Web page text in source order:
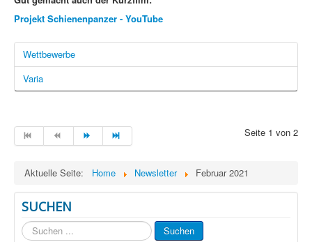
Projekt Schienenpanzer - YouTube
Wettbewerbe
Varia
Seite 1 von 2
Aktuelle Seite: Home Newsletter Februar 2021
SUCHEN
Suchen
Suchen